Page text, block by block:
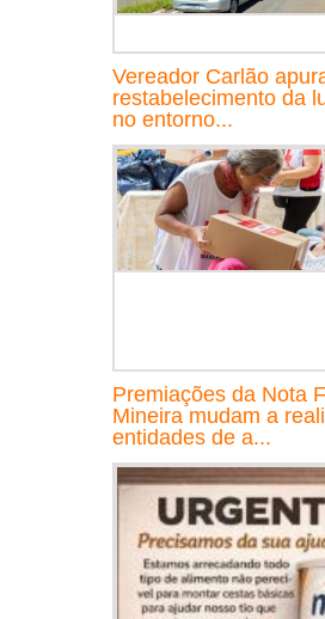
Vereador Carlão
restabelecimento da
no entorno...
Premiações da Nota
Mineira mudam a
entidades de a...